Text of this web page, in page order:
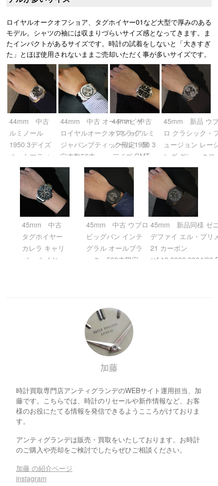
ref.SBGC240
/ 9R86-0AM0
ブラック
ロイヤルオークオフショア、タグホイヤー01など大型で厚みのある
モデル。シャツの袖には収まりづらいサイズ感となってきます。ま
たインパクトがあるサイズです。時計の試着をしないと「大きすぎ
た」とほぼ使用されないままご売却いただく事が多いサイズです。
44mm 中古
ルミノール
1950 3デイズ
オートマティ
ック アッチャ
イオ
ref.PAM00723
ブラック
44mm 中古 オーデマピゲ
ロイヤルオークオフショア
ジャパンブティック限定 限
定本数50本
ref.26417BC.OO.A002CR.01
44mm 中古
パネライ ルミ
ノール 1950 3
デイズ GMT
パワーリザー
ref.PAM00321
ブラック
45mm 新品 ウ
ロ クラシック・
ュージョン レー
ング グレー クロ
グラフ チタニウ
グレー
45mm 中古
タグホイヤー
カレラ キャリ
バー ホイヤー
45mm 中古 ウブロ
ビッグバン インテ
グラル オールブラ
ック 500本限定
45mm 新品同様 ゼ
デファイ エル・プリ
21 カーボン
ref.10.9000.9004/
加藤
時計買取専門店アンティグランデのWEBサイト運用担当、加
藤です。こちらでは、時計のリセールや新作情報など、お客
様のお役にたてる情報を発信できるようこころがけておりま
す。
アンティグランデは販売・買取をいたしております。お時計
のご購入や売却をご検討でしたらぜひご相談ください。
加藤 の紹介ページ
instagram